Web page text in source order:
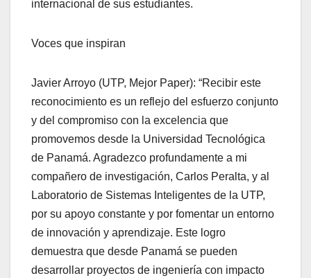
internacional de sus estudiantes.
Voces que inspiran
Javier Arroyo (UTP, Mejor Paper): “Recibir este
reconocimiento es un reflejo del esfuerzo conjunto
y del compromiso con la excelencia que
promovemos desde la Universidad Tecnológica
de Panamá. Agradezco profundamente a mi
compañero de investigación, Carlos Peralta, y al
Laboratorio de Sistemas Inteligentes de la UTP,
por su apoyo constante y por fomentar un entorno
de innovación y aprendizaje. Este logro
demuestra que desde Panamá se pueden
desarrollar proyectos de ingeniería con impacto